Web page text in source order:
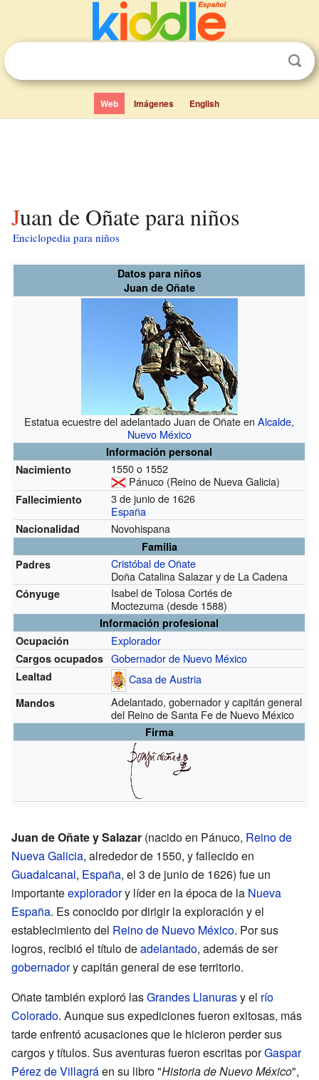
Web Imágenes English
Juan de Oñate para niños
Enciclopedia para niños
Datos para niños
Juan de Oñate
Estatua ecuestre del adelantado Juan de Oñate enAlcalde,
Nuevo México
Información personal
Nacimiento
1550 o 1552
Pánuco (Reino de Nueva Galicia)
Fallecimiento
3 de junio de 1626
España
Nacionalidad Novohispana
Familia
Padres
Cristóbal de Oñate
Doña Catalina Salazar y de La Cadena
Cónyuge
Isabel de Tolosa Cortés de
Moctezuma (desde 1588)
Información profesional
Ocupación
Explorador
Cargos ocupados Gobernador de Nuevo México
Lealtad Casa de Austria
Mandos
Adelantado, gobernador y capitán general
del Reino de Santa Fe de Nuevo México
Firma
Juan de Oñate y Salazar (nacido en Pánuco, Reino de
Nueva Galicia, alrededor de 1550, y fallecido en
Guadalcanal, España, el 3 de junio de 1626) fue un
importanteexploradory líder en la época de la Nueva
España. Es conocido por dirigir la exploración y el
establecimiento del Reino de Nuevo México. Por sus
logros, recibió el título deadelantado, además de ser
gobernadory capitán general de ese territorio.
Oñate también exploró lasGrandes Llanurasy el río
Colorado. Aunque sus expediciones fueron exitosas, más
tarde enfrentó acusaciones que le hicieron perder sus
cargos y títulos. Sus aventuras fueron escritas porGaspar
Pérez de Villagráen su libro "Historia de Nuevo México",